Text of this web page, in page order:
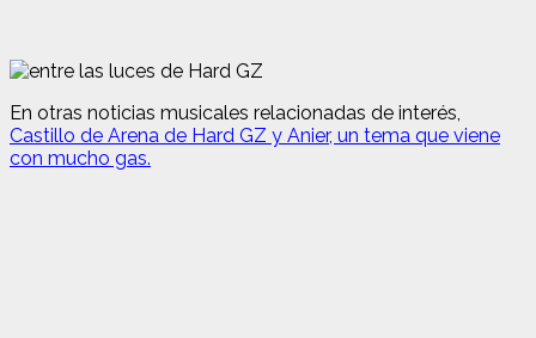
En otras noticias musicales relacionadas de interés,
Castillo de Arena de Hard GZ y Anier, un tema que viene
con mucho gas.